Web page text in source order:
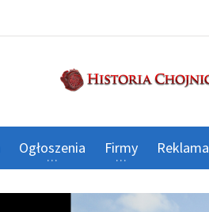
Ogłoszenia Firmy Reklama